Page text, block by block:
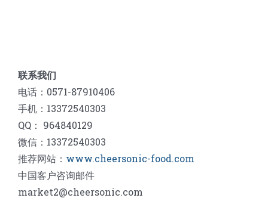
联系我们
电话：0571-87910406
手机：13372540303
QQ： 964840129
微信：13372540303
推荐网站： www.cheersonic-food.com
中国客户咨询邮件
market2@cheersonic.com